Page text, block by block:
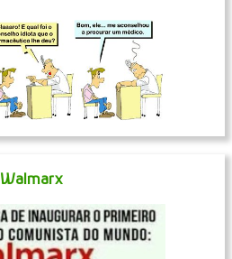
Walmarx